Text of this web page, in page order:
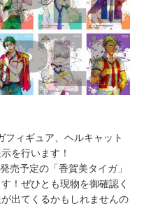
ィギュア、ヘルキャット
を行います！
売予定の「香賀美タイガ」
！ぜひとも現物を御確認く
出てくるかもしれませんの